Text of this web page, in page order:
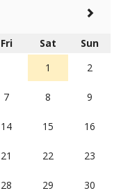
Fri Sat
Sun
1
2
7 8 9
14 15 16
21 22 23
28 29 30